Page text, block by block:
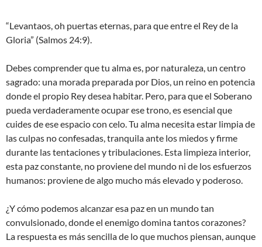
“Levantaos, oh puertas eternas, para que entre el Rey de la
Gloria” (Salmos 24:9).
Debes comprender que tu alma es, por naturaleza, un centro
sagrado: una morada preparada por Dios, un reino en potencia
donde el propio Rey desea habitar. Pero, para que el Soberano
pueda verdaderamente ocupar ese trono, es esencial que
cuides de ese espacio con celo. Tu alma necesita estar limpia de
las culpas no confesadas, tranquila ante los miedos y firme
durante las tentaciones y tribulaciones. Esta limpieza interior,
esta paz constante, no proviene del mundo ni de los esfuerzos
humanos: proviene de algo mucho más elevado y poderoso.
¿Y cómo podemos alcanzar esa paz en un mundo tan
convulsionado, donde el enemigo domina tantos corazones?
La respuesta es más sencilla de lo que muchos piensan, aunque